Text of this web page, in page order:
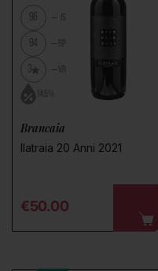
96 JS
94 RP
3 VR
Brancaia
Ilatraia 20 Anni 2021
Regular price
€50.00